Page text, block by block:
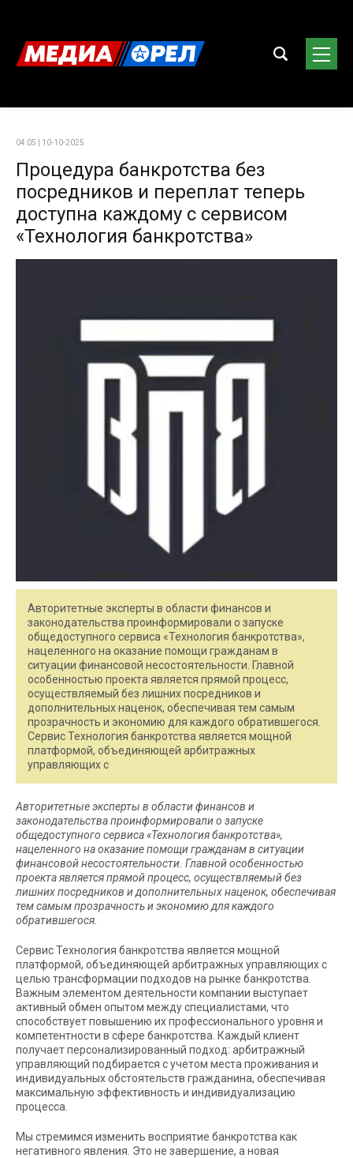
04:05 | 10-10-2025
Процедура банкротства без
посредников и переплат теперь
доступна каждому с сервисом
«Технология банкротства»
Авторитетные эксперты в области финансов и
законодательства проинформировали о запуске
общедоступного сервиса «Технология банкротства»,
нацеленного на оказание помощи гражданам в
ситуации финансовой несостоятельности. Главной
особенностью проекта является прямой процесс,
осуществляемый без лишних посредников и
дополнительных наценок, обеспечивая тем самым
прозрачность и экономию для каждого обратившегося.
Сервис Технология банкротства является мощной
платформой, объединяющей арбитражных
управляющих с
Авторитетные эксперты в области финансов и
законодательства проинформировали о запуске
общедоступного сервиса «Технология банкротства»,
нацеленного на оказание помощи гражданам в ситуации
финансовой несостоятельности. Главной особенностью
проекта является прямой процесс, осуществляемый без
лишних посредников и дополнительных наценок, обеспечивая
тем самым прозрачность и экономию для каждого
обратившегося.
Сервис Технология банкротства является мощной
платформой, объединяющей арбитражных управляющих с
целью трансформации подходов на рынке банкротства.
Важным элементом деятельности компании выступает
активный обмен опытом между специалистами, что
способствует повышению их профессионального уровня и
компетентности в сфере банкротства. Каждый клиент
получает персонализированный подход: арбитражный
управляющий подбирается с учетом места проживания и
индивидуальных обстоятельств гражданина, обеспечивая
максимальную эффективность и индивидуализацию
процесса.
Мы стремимся изменить восприятие банкротства как
негативного явления. Это не завершение, а новая